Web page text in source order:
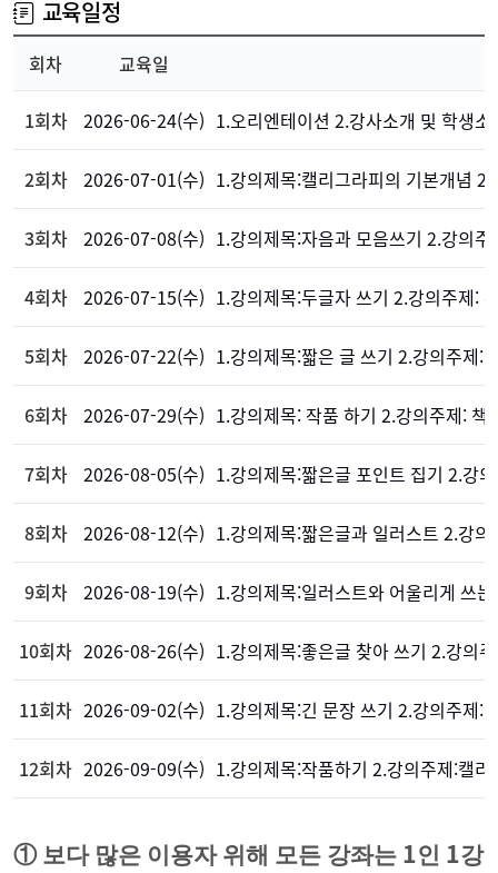
교육일정
회차 교육일
1회차 2026-06-24(수) 1.오리엔테이션 2.강사소개 및 학생
2회차 2026-07-01(수) 1.강의제목:캘리그라피의 기본개념
3회차 2026-07-08(수) 1.강의제목:자음과 모음쓰기 2.강의
4회차 2026-07-15(수) 1.강의제목:두글자 쓰기 2.강의주제:
5회차 2026-07-22(수) 1.강의제목:짧은 글 쓰기 2.강의주제:
6회차 2026-07-29(수) 1.강의제목: 작품 하기 2.강의주제: 책
7회차 2026-08-05(수) 1.강의제목:짧은글 포인트 집기 2.강
8회차 2026-08-12(수) 1.강의제목:짧은글과 일러스트 2.강
9회차 2026-08-19(수) 1.강의제목:일러스트와 어울리게 쓰
10회차 2026-08-26(수) 1.강의제목:좋은글 찾아 쓰기 2.강의
11회차 2026-09-02(수) 1.강의제목:긴 문장 쓰기 2.강의주제:
12회차 2026-09-09(수) 1.강의제목:작품하기 2.강의주제:캘
① 보다 많은 이용자 위해 모든 강좌는 1인 1강